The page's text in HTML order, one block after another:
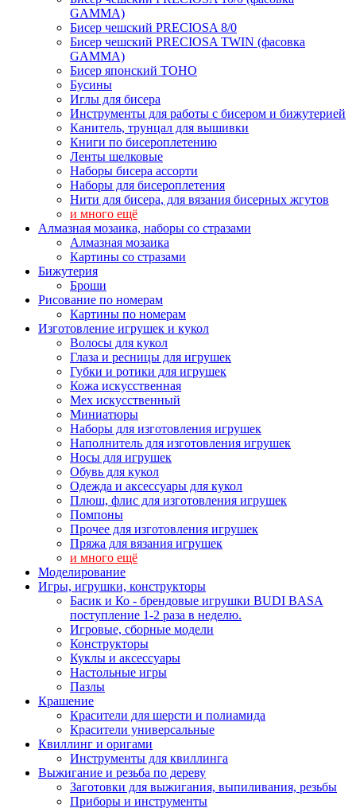
GAMMA)
Бисер чешский PRECIOSA 8/0
Бисер чешский PRECIOSA TWIN (фасовка
GAMMA)
Бисер японский TOHO
Бусины
Иглы для бисера
Инструменты для работы с бисером и бижутерией
Канитель, трунцал для вышивки
Книги по бисероплетению
Ленты шелковые
Наборы бисера ассорти
Наборы для бисероплетения
Нити для бисера, для вязания бисерных жгутов
и много ещё
Алмазная мозаика, наборы со стразами
Алмазная мозаика
Картины co стразами
Бижутерия
Броши
Рисование по номерам
Картины по номерам
Изготовление игрушек и кукол
Волосы для кукол
Глаза и ресницы для игрушек
Губки и ротики для игрушек
Кожа искусственная
Мех искусственный
Миниатюры
Наборы для изготовления игрушек
Наполнитель для изготовления игрушек
Носы для игрушек
Обувь для кукол
Одежда и аксессуары для кукол
Плюш, флис для изготовления игрушек
Помпоны
Прочее для изготовления игрушек
Пряжа для вязания игрушек
и много ещё
Моделирование
Игры, игрушки, конструкторы
Басик и Ко - брендовые игрушки BUDI BASA
поступление 1-2 раза в неделю.
Игровые, сборные модели
Конструкторы
Куклы и аксессуары
Настольные игры
Пазлы
Крашение
Красители для шерсти и полиамида
Красители универсальные
Квиллинг и оригами
Инструменты для квиллинга
Выжигание и резьба по дереву
Заготовки для выжигания, выпиливания, резьбы
Приборы и инструменты